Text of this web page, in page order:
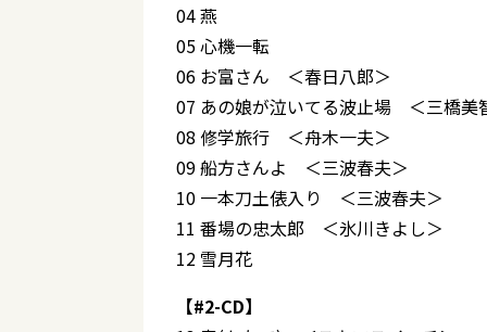
04 燕
05 心機一転
06 お富さん ＜春日八郎＞
07 あの娘が泣いてる波止場 ＜三橋美
08 修学旅行 ＜舟木一夫＞
09 船方さんよ ＜三波春夫＞
10 一本刀土俵入り ＜三波春夫＞
11 番場の忠太郎 ＜氷川きよし＞
12 雪月花
【#2-CD】